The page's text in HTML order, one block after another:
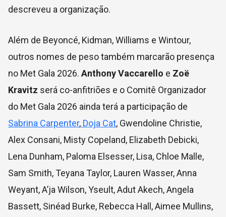
descreveu a organização.
Além de Beyoncé, Kidman, Williams e Wintour,
outros nomes de peso também marcarão presença
no Met Gala 2026. Anthony Vaccarello e Zoë
Kravitz será co-anfitriões e o Comitê Organizador
do Met Gala 2026 ainda terá a participação de
Sabrina Carpenter, Doja Cat, Gwendoline Christie,
Alex Consani, Misty Copeland, Elizabeth Debicki,
Lena Dunham, Paloma Elsesser, Lisa, Chloe Malle,
Sam Smith, Teyana Taylor, Lauren Wasser, Anna
Weyant, A’ja Wilson, Yseult, Adut Akech, Angela
Bassett, Sinéad Burke, Rebecca Hall, Aimee Mullins,